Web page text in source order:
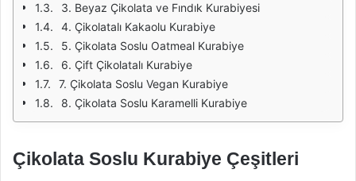
3. Beyaz Çikolata ve Fındık Kurabiyesi
4. Çikolatalı Kakaolu Kurabiye
5. Çikolata Soslu Oatmeal Kurabiye
6. Çift Çikolatalı Kurabiye
7. Çikolata Soslu Vegan Kurabiye
8. Çikolata Soslu Karamelli Kurabiye
Çikolata Soslu Kurabiye Çeşitleri